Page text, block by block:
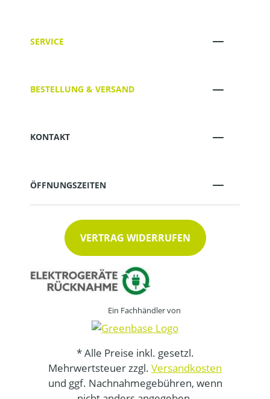
SERVICE
BESTELLUNG & VERSAND
KONTAKT
ÖFFNUNGSZEITEN
VERTRAG WIDERRUFEN
Ein Fachhändler von
* Alle Preise inkl. gesetzl.
Mehrwertsteuer zzgl. Versandkosten
und ggf. Nachnahmegebühren, wenn